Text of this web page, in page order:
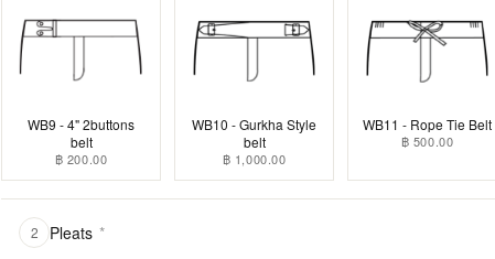
WB9 - 4" 2buttons
belt
฿ 200.00
WB10 - Gurkha Style
belt
฿ 1,000.00
WB11 - Rope Tie Belt
฿ 500.00
2 Pleats *